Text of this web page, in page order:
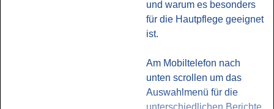
und warum es besonders
für die Hautpflege geeignet
ist.
Am Mobiltelefon nach
unten scrollen um das
Auswahlmenü für die
unterschiedlichen Berichte